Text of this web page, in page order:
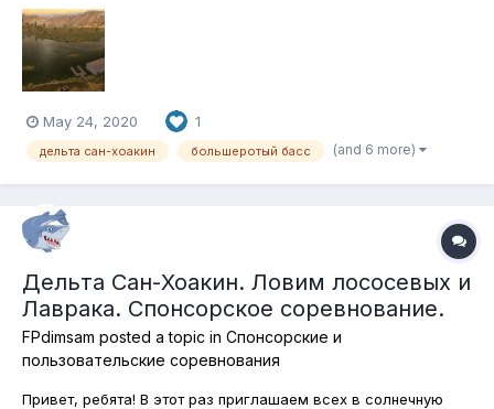
ещё одна бассовая рыба - полосатый лаврак. Кстати, по-
английски он так и называется - Striped Bass, то есть
полосатый басс. Вот на э...
May 24, 2020 1
дельта сан-хоакин большеротый басс (and 6 more)
Дельта Сан-Хоакин. Ловим лососевых и
Лаврака. Спонсорское соревнование.
FPdimsam posted a topic in Спонсорские и
пользовательские соревнования
Привет, ребята! В этот раз приглашаем всех в солнечную